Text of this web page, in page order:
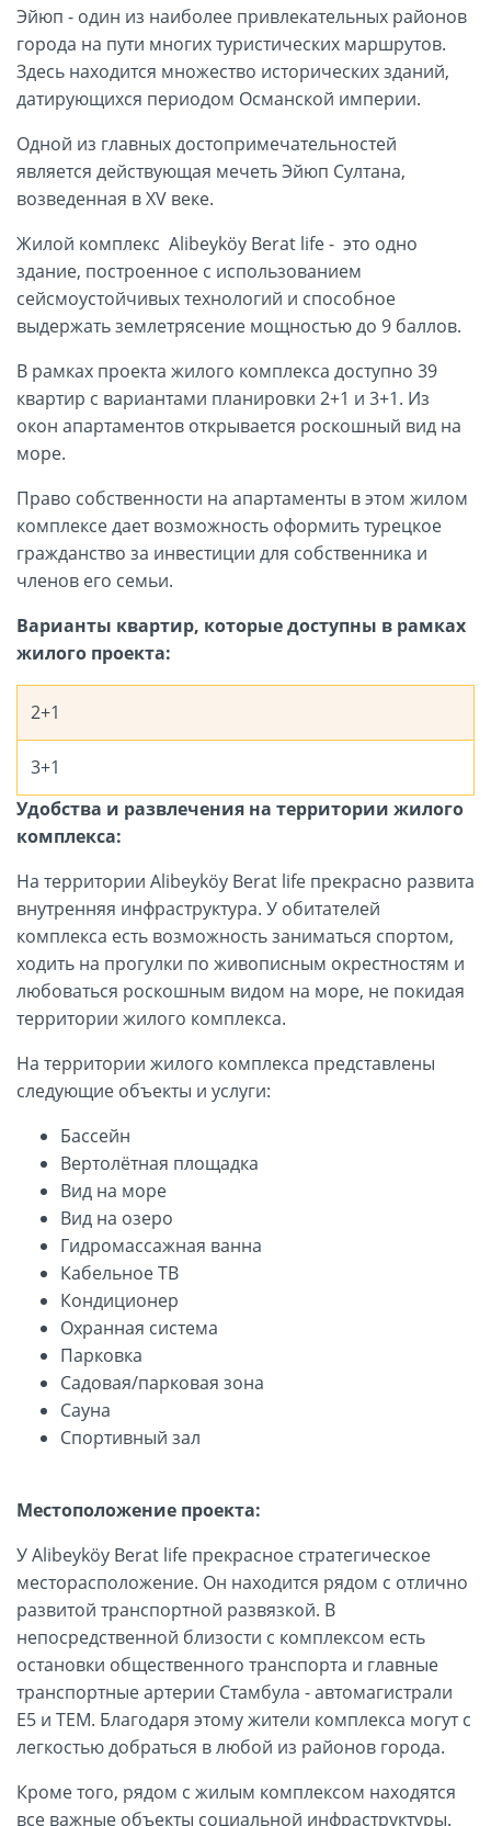
Эйюп - один из наиболее привлекательных районов
города на пути многих туристических маршрутов.
Здесь находится множество исторических зданий,
датирующихся периодом Османской империи.
Одной из главных достопримечательностей
является действующая мечеть Эйюп Султана,
возведенная в XV веке.
Жилой комплекс Alibeyköy Berat life - это одно
здание, построенное с использованием
сейсмоустойчивых технологий и способное
выдержать землетрясение мощностью до 9 баллов.
В рамках проекта жилого комплекса доступно 39
квартир с вариантами планировки 2+1 и 3+1. Из
окон апартаментов открывается роскошный вид на
море.
Право собственности на апартаменты в этом жилом
комплексе дает возможность оформить турецкое
гражданство за инвестиции для собственника и
членов его семьи.
Варианты квартир, которые доступны в рамках
жилого проекта:
2+1
3+1
Удобства и развлечения на территории жилого
комплекса:
На территории Alibeyköy Berat life прекрасно развита
внутренняя инфраструктура. У обитателей
комплекса есть возможность заниматься спортом,
ходить на прогулки по живописным окрестностям и
любоваться роскошным видом на море, не покидая
территории жилого комплекса.
На территории жилого комплекса представлены
следующие объекты и услуги:
Бассейн
Вертолётная площадка
Вид на море
Вид на озеро
Гидромассажная ванна
Кабельное ТВ
Кондиционер
Охранная система
Парковка
Садовая/парковая зона
Сауна
Спортивный зал
Местоположение проекта:
У Alibeyköy Berat life прекрасное стратегическое
месторасположение. Он находится рядом с отлично
развитой транспортной развязкой. В
непосредственной близости с комплексом есть
остановки общественного транспорта и главные
транспортные артерии Стамбула - автомагистрали
Е5 и ТЕМ. Благодаря этому жители комплекса могут с
легкостью добраться в любой из районов города.
Кроме того, рядом с жилым комплексом находятся
все важные объекты социальной инфраструктуры.